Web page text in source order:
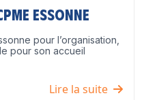
Essonne
pour l’organisation,
pour son accueil
Lire la suite